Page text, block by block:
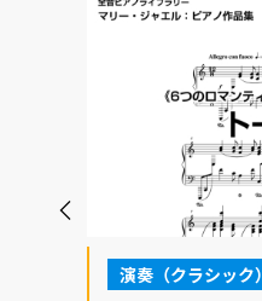
演奏（クラシック）